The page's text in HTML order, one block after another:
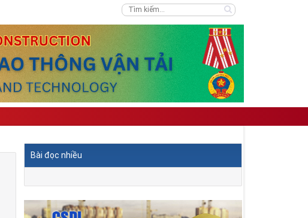
Bài đọc nhiều